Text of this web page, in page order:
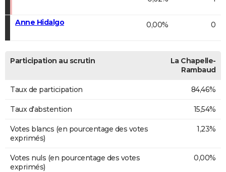
Anne Hidalgo 0,00% 0
Participation au scrutin
La Chapelle-
Rambaud
Taux de participation 84,46%
Taux d'abstention 15,54%
Votes blancs (en pourcentage des votes
exprimés)
1,23%
Votes nuls (en pourcentage des votes
exprimés)
0,00%